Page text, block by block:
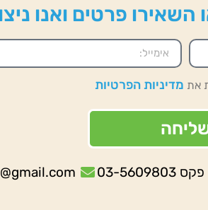
השאירו פרטים ואנו
את מדיניות הפרטיות
פקס 03-5609803